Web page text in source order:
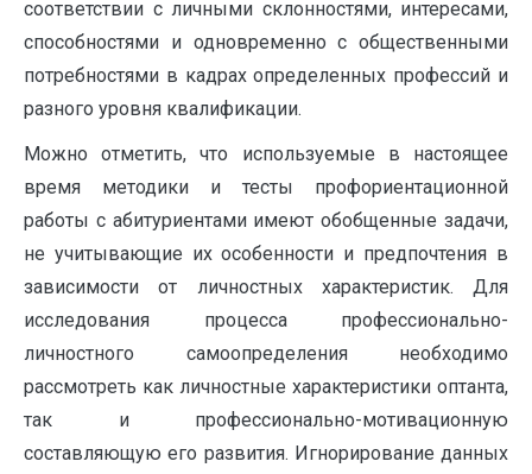
соответствии с личными склонностями, интересами,
способностями и одновременно с общественными
потребностями в кадрах определенных профессий и
разного уровня квалификации.
Можно отметить, что используемые в настоящее
время методики и тесты профориентационной
работы с абитуриентами имеют обобщенные задачи,
не учитывающие их особенности и предпочтения в
зависимости от личностных характеристик. Для
исследования процесса профессионально-
личностного самоопределения необходимо
рассмотреть как личностные характеристики оптанта,
так и профессионально-мотивационную
составляющую его развития. Игнорирование данных